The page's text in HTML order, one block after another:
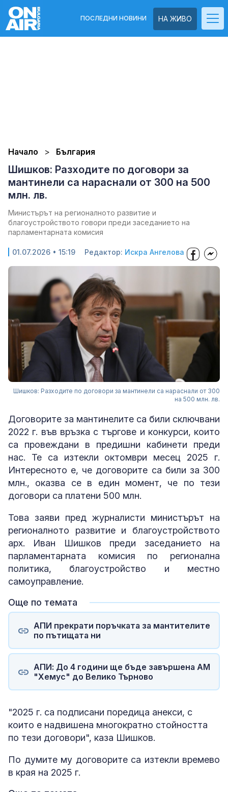
НА ЖИВО
ПОСЛЕДНИ НОВИНИ
Начало България
Шишков: Разходите по договори за
мантинели са нараснали от 300 на 500
млн. лв.
Министърът на регионалното развитие и
благоустройството говори преди заседанието на
парламентарната комисия
01.07.2026 • 15:19 Редактор: Искра Ангелова
Шишков: Разходите по договори за мантинели са нараснали от 300
на 500 млн. лв.
Договорите за мантинелите са били сключвани
2022 г. във връзка с търгове и конкурси, които
са провеждани в предишни кабинети преди
нас. Те са изтекли октомври месец 2025 г.
Интересното е, че договорите са били за 300
млн., оказва се в един момент, че по тези
договори са платени 500 млн.
Това заяви пред журналисти министърът на
регионалното развитие и благоустройството
арх. Иван Шишков преди заседанието на
парламентарната комисия по регионална
политика, благоустройство и местно
самоуправление.
Още по темата
АПИ прекрати поръчката за мантителите
по пътищата ни
АПИ: До 4 години ще бъдe завършена АМ
"Хемус" до Велико Търново
"2025 г. са подписани поредица анекси, с
които е надвишена многократно стойността
по тези договори", каза Шишков.
По думите му договорите са изтекли времево
в края на 2025 г.